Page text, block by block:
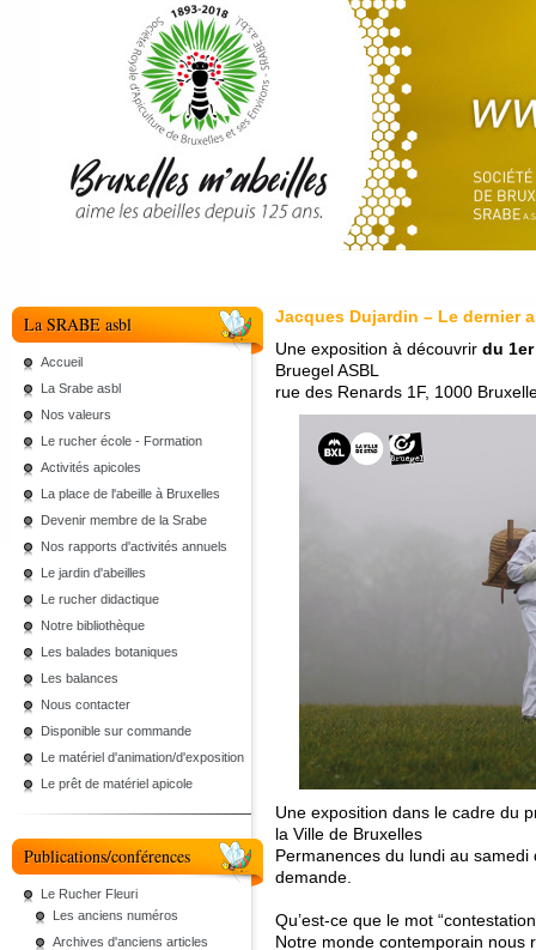
La SRABE asbl
Accueil
La Srabe asbl
Nos valeurs
Le rucher école - Formation
Activités apicoles
La place de l'abeille à Bruxelles
Devenir membre de la Srabe
Nos rapports d'activités annuels
Le jardin d'abeilles
Le rucher didactique
Notre bibliothèque
Les balades botaniques
Les balances
Nous contacter
Disponible sur commande
Le matériel d'animation/d'exposition
Le prêt de matériel apicole
Publications/conférences
Le Rucher Fleuri
Les anciens numéros
Archives d'anciens articles
Jacques Dujardin – Le dernier
Une exposition à découvrir du
Bruegel ASBL
rue des Renards 1F, 1000
Une exposition dans le cadre du
la Ville de Bruxelles
Permanences du lundi au
demande.
Qu’est-ce que le mot
Notre monde contemporain nous